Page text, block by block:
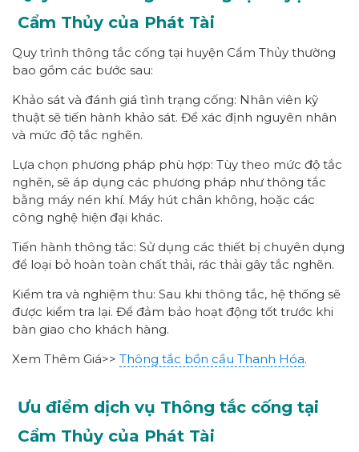
Cẩm Thủy của Phát Tài
Quy trình thông tắc cống tại huyện Cẩm Thủy thường
bao gồm các bước sau:
Khảo sát và đánh giá tình trạng cống: Nhân viên kỹ
thuật sẽ tiến hành khảo sát. Để xác định nguyên nhân
và mức độ tắc nghẽn.
Lựa chọn phương pháp phù hợp: Tùy theo mức độ tắc
nghẽn, sẽ áp dụng các phương pháp như thông tắc
bằng máy nén khí. Máy hút chân không, hoặc các
công nghệ hiện đại khác.
Tiến hành thông tắc: Sử dụng các thiết bị chuyên dụng
để loại bỏ hoàn toàn chất thải, rác thải gây tắc nghẽn.
Kiểm tra và nghiệm thu: Sau khi thông tắc, hệ thống sẽ
được kiểm tra lại. Để đảm bảo hoạt động tốt trước khi
bàn giao cho khách hàng.
Xem Thêm Giá>> Thông tắc bồn cầu Thanh Hóa.
Ưu điểm dịch vụ Thông tắc cống tại
Cẩm Thủy của Phát Tài